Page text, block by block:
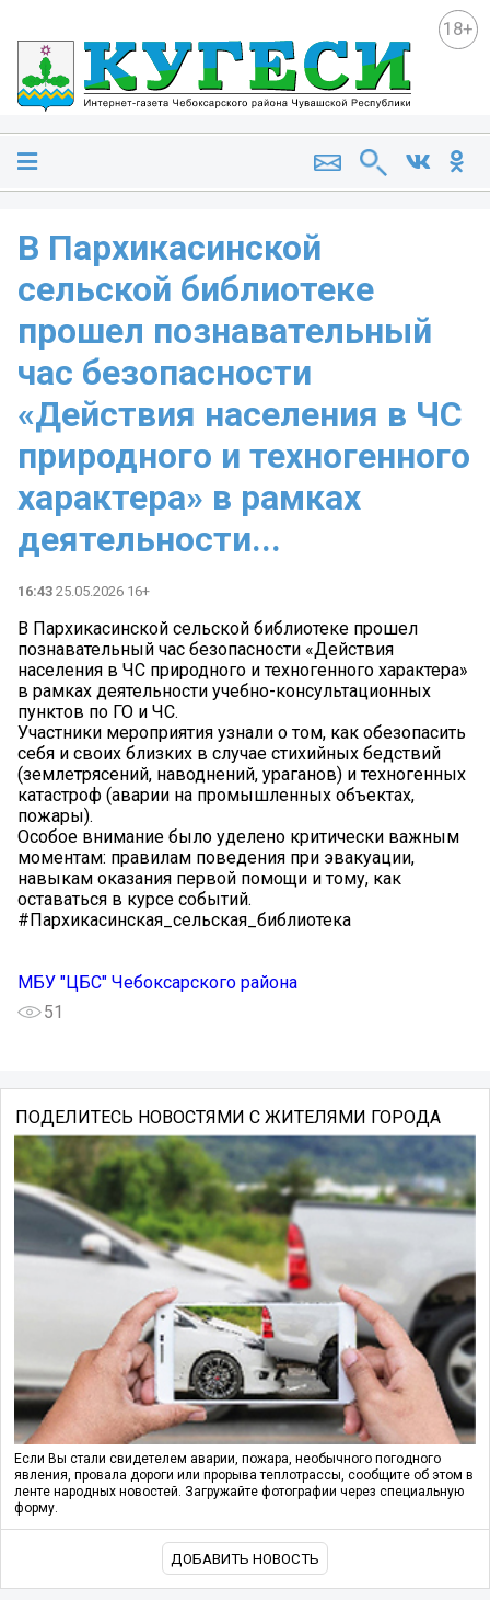
18+
В Пархикасинской
сельской библиотеке
прошел познавательный
час безопасности
«Действия населения в ЧС
природного и техногенного
характера» в рамках
деятельности...
16:43 25.05.2026 16+
В Пархикасинской сельской библиотеке прошел
познавательный час безопасности «Действия
населения в ЧС природного и техногенного характера»
в рамках деятельности учебно-консультационных
пунктов по ГО и ЧС.
Участники мероприятия узнали о том, как обезопасить
себя и своих близких в случае стихийных бедствий
(землетрясений, наводнений, ураганов) и техногенных
катастроф (аварии на промышленных объектах,
пожары).
Особое внимание было уделено критически важным
моментам: правилам поведения при эвакуации,
навыкам оказания первой помощи и тому, как
оставаться в курсе событий.
#Пархикасинская_сельская_библиотека
МБУ "ЦБС" Чебоксарского района
51
ПОДЕЛИТЕСЬ НОВОСТЯМИ С ЖИТЕЛЯМИ ГОРОДА
Если Вы стали свидетелем аварии, пожара, необычного погодного
явления, провала дороги или прорыва теплотрассы, сообщите об этом в
ленте народных новостей. Загружайте фотографии через специальную
форму.
ДОБАВИТЬ НОВОСТЬ